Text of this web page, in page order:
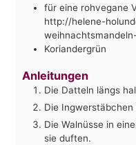
für eine rohvegane
http://helene-
Koriandergrün
Anleitungen
Die Datteln längs
Die
Die Walnüsse in
sie duften.